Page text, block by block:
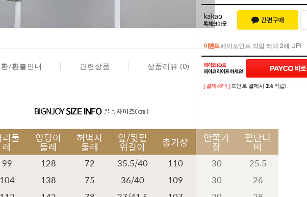
이벤트페이포인트 적립 혜택 2배 UP!
이벤트페이포인트 적립 혜택 2배 UP!
[ 결제혜택 ] 포인트 결제시 1% 적립!
/환불안내 관련상품 상품리뷰 (0)
리둘
레
엉덩이
둘레
허벅지
둘레
앞/뒷밑
위길이 총기장 안쪽기
장
밑단너
비
99 128 72 35.5/40 110 30
25.5
138 75 36/40 109 30
26